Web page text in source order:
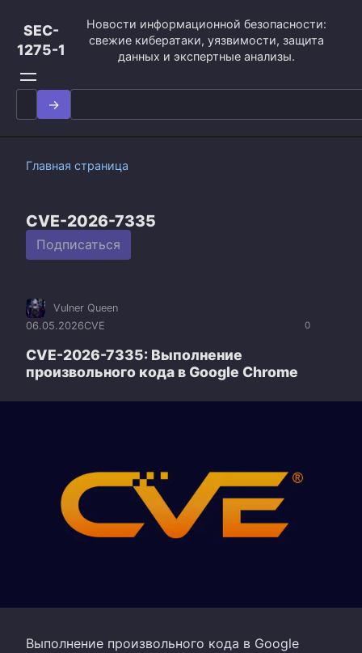
контенту
SEC-
1275-1
Новости информационной безопасности:
свежие кибератаки, уязвимости, защита
данных и экспертные анализы.
Search
for:
Главная страница
CVE-2026-7335
Подписаться
0
Vulner Queen
06.05.2026CVE
CVE-2026-7335: Выполнение
произвольного кода в Google Chrome
Выполнение произвольного кода в Google